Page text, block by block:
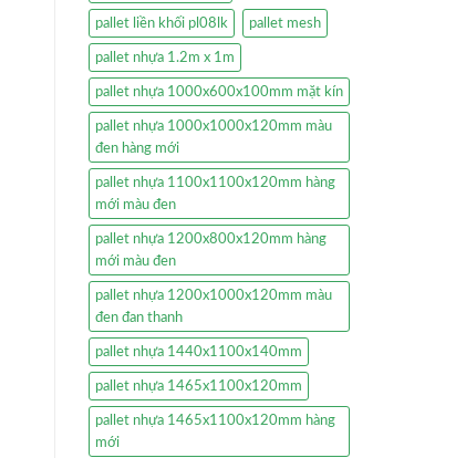
pallet liền khối pl08lk pallet mesh
pallet nhựa 1.2m x 1m
pallet nhựa 1000x600x100mm mặt kín
pallet nhựa 1000x1000x120mm màu
đen hàng mới
pallet nhựa 1100x1100x120mm hàng
mới màu đen
pallet nhựa 1200x800x120mm hàng
mới màu đen
pallet nhựa 1200x1000x120mm màu
đen đan thanh
pallet nhựa 1440x1100x140mm
pallet nhựa 1465x1100x120mm
pallet nhựa 1465x1100x120mm hàng
mới